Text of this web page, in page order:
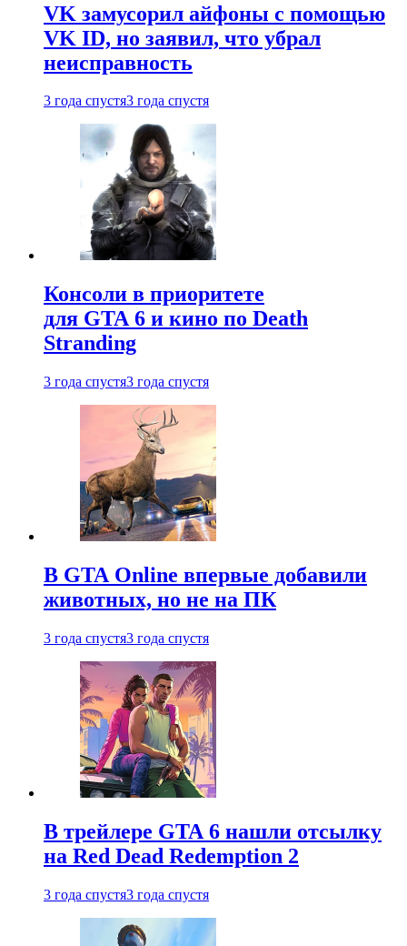
VK замусорил айфоны с помощью
VK ID, но заявил, что убрал
неисправность
3 года спустя3 года спустя
Консоли в приоритете
для GTA 6 и кино по Death
Stranding
3 года спустя3 года спустя
В GTA Online впервые добавили
животных, но не на ПК
3 года спустя3 года спустя
В трейлере GTA 6 нашли отсылку
на Red Dead Redemption 2
3 года спустя3 года спустя